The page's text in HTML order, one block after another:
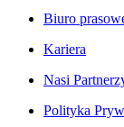
Biuro
Kariera
Nasi
Polityka